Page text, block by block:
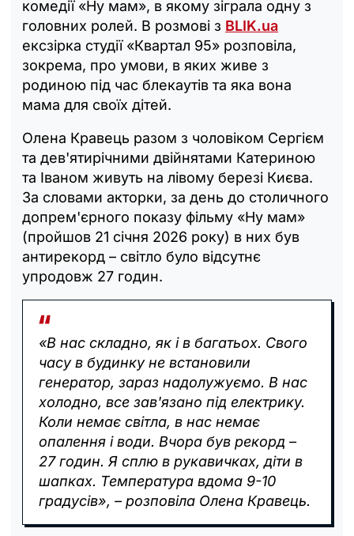
комедії «Ну мам», в якому зіграла одну з
головних ролей. В розмові з BLIK.ua
ексзірка студії «Квартал 95» розповіла,
зокрема, про умови, в яких живе з
родиною під час блекаутів та яка вона
мама для своїх дітей.
Олена Кравець разом з чоловіком Сергієм
та дев'ятирічними двійнятами Катериною
та Іваном живуть на лівому березі Києва.
За словами акторки, за день до столичного
допрем'єрного показу фільму «Ну мам»
(пройшов 21 січня 2026 року) в них був
антирекорд – світло було відсутнє
упродовж 27 годин.
«В нас складно, як і в багатьох. Свого
часу в будинку не встановили
генератор, зараз надолужуємо. В нас
холодно, все зав'язано під електрику.
Коли немає світла, в нас немає
опалення і води. Вчора був рекорд –
27 годин. Я сплю в рукавичках, діти в
шапках. Температура вдома 9-10
градусів», – розповіла Олена Кравець.